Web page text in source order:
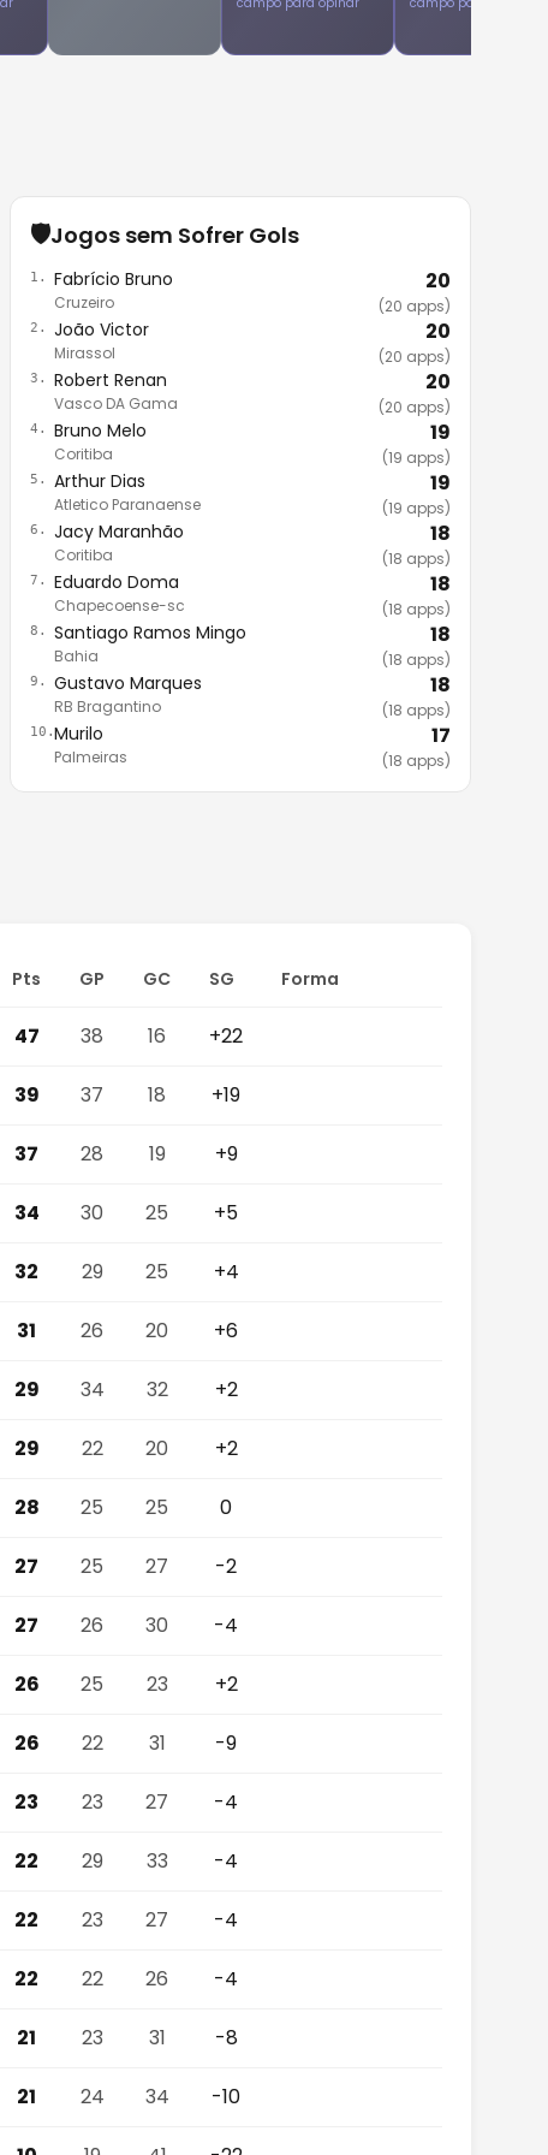
🛡️Jogos sem Sofrer Gols
1. Fabrício Bruno
Cruzeiro
20
(20 apps)
2. João Victor
Mirassol
20
(20 apps)
3. Robert Renan
Vasco DA Gama
20
(20 apps)
4. Bruno Melo
Coritiba
19
(19 apps)
5. Arthur Dias
Atletico Paranaense
19
(19 apps)
6. Jacy Maranhão
Coritiba
18
(18 apps)
7. Eduardo Doma
Chapecoense-sc
18
(18 apps)
8. Santiago Ramos Mingo
Bahia
18
(18 apps)
9. Gustavo Marques
RB Bragantino
18
(18 apps)
10.Murilo
Palmeiras
17
(18 apps)
Pts GP GC SG Forma
47 38 16 +22
39 37 18 +19
37 28 19 +9
34 30 25 +5
32 29 25 +4
31 26 20 +6
29 34 32 +2
29 22 20 +2
28 25 25 0
27 25 27 -2
27 26 30 -4
26 25 23 +2
26 22 31 -9
23 23 27 -4
22 29 33 -4
22 23 27 -4
22 22 26 -4
21 23 31 -8
21 24 34 -10